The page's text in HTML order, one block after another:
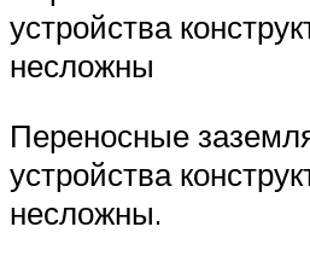
устройства
несложны
Переносные
устройства
несложны.